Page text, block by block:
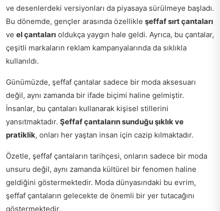
ve desenlerdeki versiyonları da piyasaya sürülmeye başladı.
Bu dönemde, gençler arasında özellikle şeffaf sırt çantaları
ve el çantaları oldukça yaygın hale geldi. Ayrıca, bu çantalar,
çeşitli markaların reklam kampanyalarında da sıklıkla
kullanıldı.
Günümüzde, şeffaf çantalar sadece bir moda aksesuarı
değil, aynı zamanda bir ifade biçimi haline gelmiştir.
İnsanlar, bu çantaları kullanarak kişisel stillerini
yansıtmaktadır. Şeffaf çantaların sunduğu şıklık ve
pratiklik, onları her yaştan insan için cazip kılmaktadır.
Özetle, şeffaf çantaların tarihçesi, onların sadece bir moda
unsuru değil, aynı zamanda kültürel bir fenomen haline
geldiğini göstermektedir. Moda dünyasındaki bu evrim,
şeffaf çantaların gelecekte de önemli bir yer tutacağını
göstermektedir.